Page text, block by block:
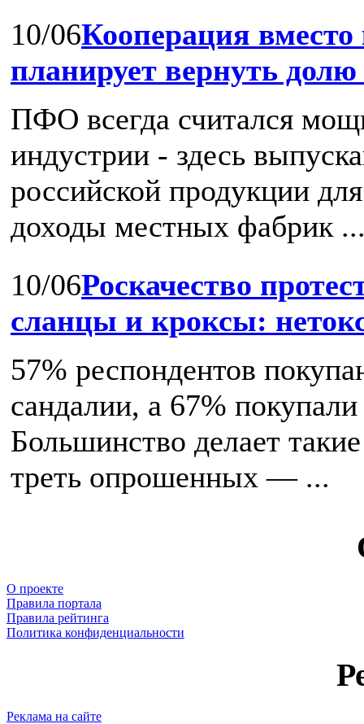
10/06Кооперация
планирует вернуть
ПФО всегда считался
индустрии - здесь
российской продукции
доходы местных фабрик
10/06Роскачество
сланцы и кроксы:
57% респондентов
сандалии, а 67%
Большинство делает
треть опрошенных — ...
О проекте
Правила портала
Правила рейтинга
Политика конфиденциальности
Реклама на сайте